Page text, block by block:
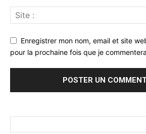
Enregistrer mon nom, email et site
pour la prochaine fois que je